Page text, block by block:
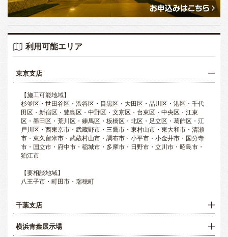
利用可能エリア
東京支店
【施工可能地域】
杉並区・世田谷区・渋谷区・目黒区・大田区・品川区・港区・千代
田区・新宿区・豊島区・中野区・文京区・台東区・中央区・江東
区・墨田区・荒川区・練馬区・板橋区・北区・足立区・葛飾区・江
戸川区・西東京市・武蔵野市・三鷹市・東村山市・東大和市・清瀬
市・東久留米市・武蔵村山市・調布市・小平市・小金井市・国分寺
市・国立市・府中市・稲城市・多摩市・日野市・立川市・昭島市・
狛江市
【要相談地域】
八王子市・町田市・瑞穂町
千葉支店
横浜青葉展示場